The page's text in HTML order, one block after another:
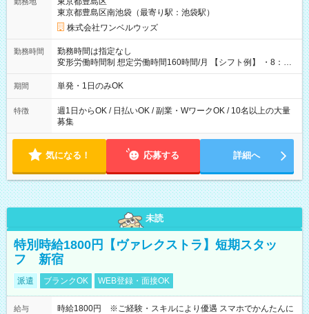
東京都豊島区南池袋（最寄り駅：池袋駅）
株式会社ワンベルウッズ
勤務時間
勤務時間は指定なし
変形労働時間制 想定労働時間160時間/月 【シフト例】 ・8：00
～21：00
期間 単発・1日のみOK
特徴
週1日からOK / 日払いOK / 副業・WワークOK / 10名以上の大量
募集
気になる！ 応募する 詳細へ
未読
特別時給1800円【ヴァレクストラ】短期スタッ
フ 新宿
派遣 ブランクOK WEB登録・面接OK
給与
時給1800円 ※ご経験・スキルにより優遇 スマホでかんたんに